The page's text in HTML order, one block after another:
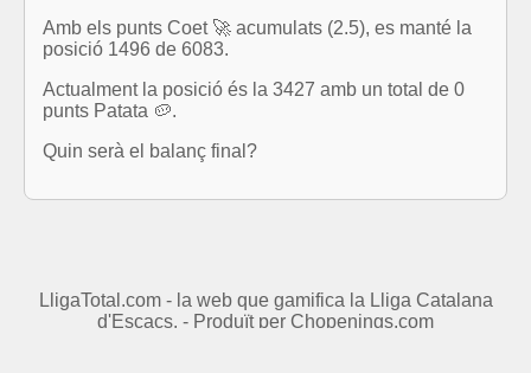
Amb els punts Coet 🚀 acumulats (2.5), es manté la
posició 1496 de 6083.
Actualment la posició és la 3427 amb un total de 0
punts Patata 🥔.
Quin serà el balanç final?
LligaTotal.com - la web que gamifica la Lliga Catalana
d'Escacs. - Produït per Chopenings.com